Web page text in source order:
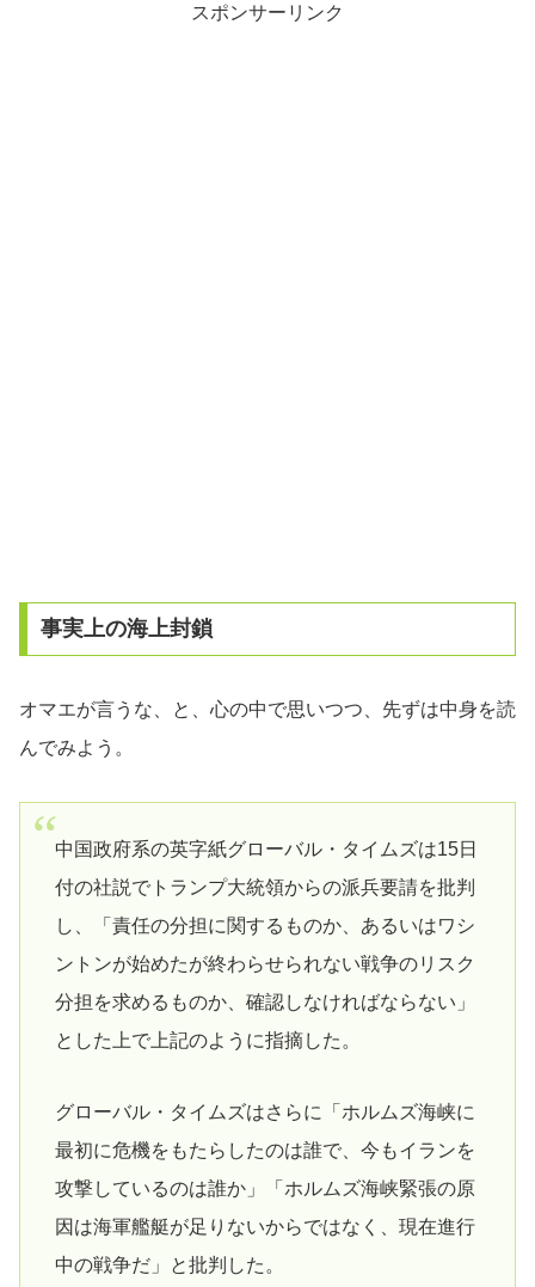
スポンサーリンク
事実上の海上封鎖
オマエが言うな、と、心の中で思いつつ、先ずは中身を読
んでみよう。
中国政府系の英字紙グローバル・タイムズは15日
付の社説でトランプ大統領からの派兵要請を批判
し、「責任の分担に関するものか、あるいはワシ
ントンが始めたが終わらせられない戦争のリスク
分担を求めるものか、確認しなければならない」
とした上で上記のように指摘した。
グローバル・タイムズはさらに「ホルムズ海峡に
最初に危機をもたらしたのは誰で、今もイランを
攻撃しているのは誰か」「ホルムズ海峡緊張の原
因は海軍艦艇が足りないからではなく、現在進行
中の戦争だ」と批判した。